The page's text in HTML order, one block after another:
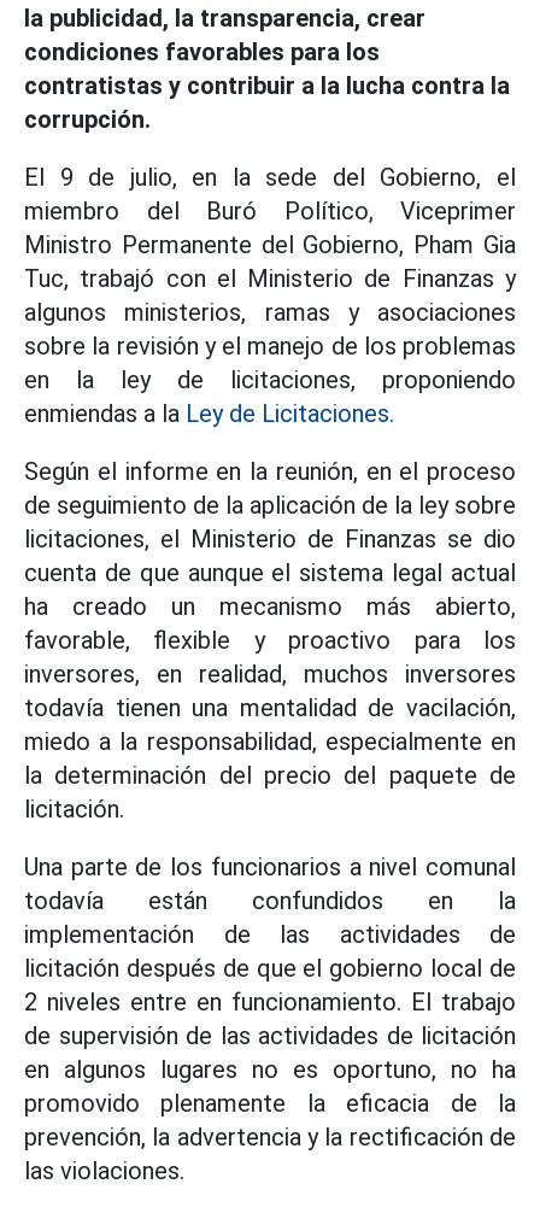
la publicidad, la transparencia, crear
condiciones favorables para los
contratistas y contribuir a la lucha contra la
corrupción.
El 9 de julio, en la sede del Gobierno, el
miembro del Buró Político, Viceprimer
Ministro Permanente del Gobierno, Pham Gia
Tuc, trabajó con el Ministerio de Finanzas y
algunos ministerios, ramas y asociaciones
sobre la revisión y el manejo de los problemas
en la ley de licitaciones, proponiendo
enmiendas a la Ley de Licitaciones.
Según el informe en la reunión, en el proceso
de seguimiento de la aplicación de la ley sobre
licitaciones, el Ministerio de Finanzas se dio
cuenta de que aunque el sistema legal actual
ha creado un mecanismo más abierto,
favorable, flexible y proactivo para los
inversores, en realidad, muchos inversores
todavía tienen una mentalidad de vacilación,
miedo a la responsabilidad, especialmente en
la determinación del precio del paquete de
licitación.
Una parte de los funcionarios a nivel comunal
todavía están confundidos en la
implementación de las actividades de
licitación después de que el gobierno local de
2 niveles entre en funcionamiento. El trabajo
de supervisión de las actividades de licitación
en algunos lugares no es oportuno, no ha
promovido plenamente la eficacia de la
prevención, la advertencia y la rectificación de
las violaciones.